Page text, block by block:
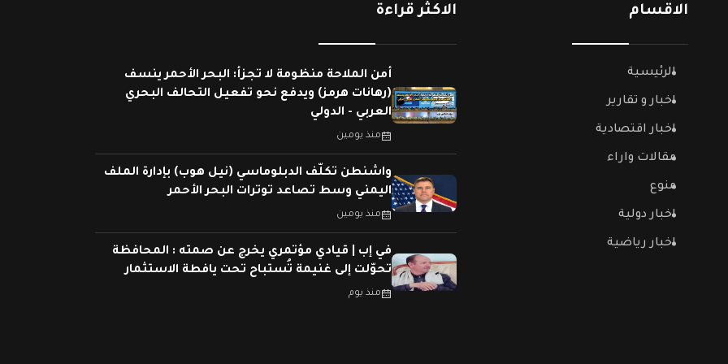
الاقسام
الرئيسية
اخبار و تقارير
اخبار اقتصادية
مقالات واراء
منوع
اخبار دولية
اخبار رياضية
الاكثر قراءة
أمن الملاحة منظومة لا تجزأ: البحر الأحمر ينسف
(رهانات هرمز) ويدفع نحو تفعيل التحالف البحري
العربي - الدولي
منذ يومين
واشنطن تكلّف الدبلوماسي (نيل هوب) بإدارة الملف
اليمني وسط تصاعد توترات البحر الأحمر
منذ يومين
في إب | قيادي مؤتمري يخرج عن صمته : المحافظة
تحوّلت إلى غنيمة تُستباح تحت يافطة الاستثمار
منذ يوم